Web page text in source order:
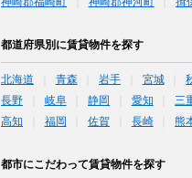
都道府県別に賃貸物件を探す
北海道 青森 岩手 宮城
長野
岐阜 静岡 愛知 三
高知
福岡 佐賀 長崎 熊
都市にこだわって賃貸物件を探す